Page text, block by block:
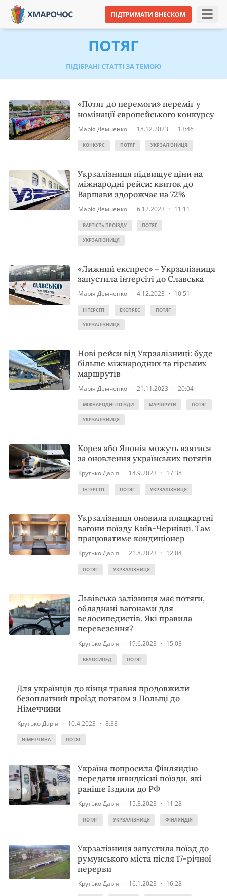
ПІДТРИМАТИ ВНЕСКОМ
ПОТЯГ
ПІДІБРАНІ СТАТТІ ЗА ТЕМОЮ
«Потяг до перемоги» переміг у
номінації європейського конкурсу
Марія Демченко · 18.12.2023 · 13:46
КОНКУРС ПОТЯГ УКРЗАЛІЗНИЦЯ
Укрзалізниця підвищує ціни на
міжнародні рейси: квиток до
Варшави здорожчає на 72%
Марія Демченко · 6.12.2023 · 11:11
ВАРТІСТЬ ПРОЇЗДУ ПОТЯГ
УКРЗАЛІЗНИЦЯ
«Лижний експрес» – Укрзалізниця
запустила інтерсіті до Славська
Марія Демченко · 4.12.2023 · 10:51
ІНТЕРСІТІ ЕКСПРЕС ПОТЯГ
УКРЗАЛІЗНИЦЯ
Нові рейси від Укрзалізниці: буде
більше міжнародних та гірських
маршрутів
Марія Демченко · 21.11.2023 · 20:04
МІЖНАРОДНІ ПОЇЗДИ МАРШРУТИ ПОТЯГ
УКРЗАЛІЗНИЦЯ
Корея або Японія можуть взятися
за оновлення українських потягів
Крутько Дар'я · 14.9.2023 · 17:38
ІНТЕРСІТІ ПОТЯГ УКРЗАЛІЗНИЦЯ
Укрзалізниця оновила плацкартні
вагони поїзду Київ-Чернівці. Там
працюватиме кондиціонер
Крутько Дар'я · 21.8.2023 · 12:04
ПОТЯГ УКРЗАЛІЗНИЦЯ
Львівська залізниця має потяги,
обладнані вагонами для
велосипедистів. Які правила
перевезення?
Крутько Дар'я · 19.6.2023 · 15:03
ВЕЛОСИПЕД ПОТЯГ
Для українців до кінця травня продовжили
безоплатний проїзд потягом з Польщі до
Німеччини
Крутько Дар'я · 10.4.2023 · 8:38
НІМЕЧЧИНА ПОТЯГ
Україна попросила Фінляндію
передати швидкісні поїзди, які
раніше їздили до РФ
Крутько Дар'я · 15.3.2023 · 11:28
ПОТЯГ УКРЗАЛІЗНИЦЯ ФІНЛЯНДІЯ
Укрзалізниця запустила поїзд до
румунського міста після 17-річної
перерви
Крутько Дар'я · 16.1.2023 · 16:28